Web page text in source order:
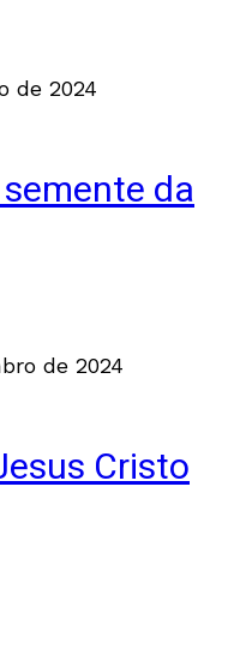
de 2024
da
de 2024
Cristo